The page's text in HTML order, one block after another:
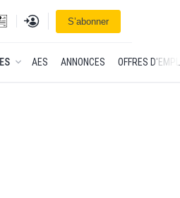
à la une
Se connecterS’abonner
DE L'ESSOR
AES ANNONCES OFFRES